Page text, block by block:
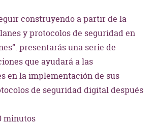
construyendo a partir de la
y protocolos de seguridad en
presentarás una serie de
que ayudará a las
en la implementación de sus
de seguridad digital después
minutos